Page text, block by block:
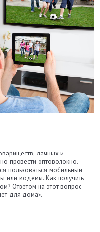
дачных и
провести оптоволокно.
пользоваться мобильным
или модемы. Как получить
Ответом на этот вопрос
для дома».